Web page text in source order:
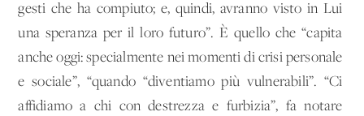
gesti che ha compiuto; e, quindi, avranno visto in Lui
una speranza per il loro futuro”. È quello che “capita
anche oggi: specialmente nei momenti di crisi personale
e sociale”, “quando “diventiamo più vulnerabili”. “Ci
affidiamo a chi con destrezza e furbizia”, fa notare